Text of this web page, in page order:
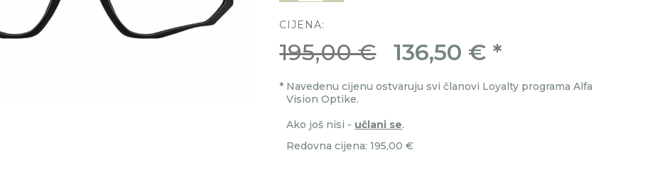
CIJENA:
195,00 € 136,50 € *
* Navedenu cijenu ostvaruju svi članovi Loyalty programa Alfa
Vision Optike.
Ako još nisi - učlani se.
Redovna cijena: 195,00 €